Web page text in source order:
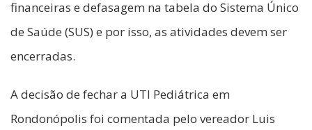
financeiras e defasagem na tabela do Sistema Único
de Saúde (SUS) e por isso, as atividades devem ser
encerradas.
A decisão de fechar a UTI Pediátrica em
Rondonópolis foi comentada pelo vereador Luis